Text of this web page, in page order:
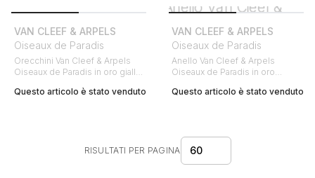
VAN CLEEF & ARPELS
Oiseaux de Paradis
Orecchini Van Cleef & Arpels
Oiseaux de Paradis in oro giallo
Questo articolo è stato venduto
VAN CLEEF & ARPELS
Oiseaux de Paradis
Anello Van Cleef & Arpels
Oiseaux de Paradis in oro
Questo articolo è stato venduto
RISULTATI PER PAGINA 60